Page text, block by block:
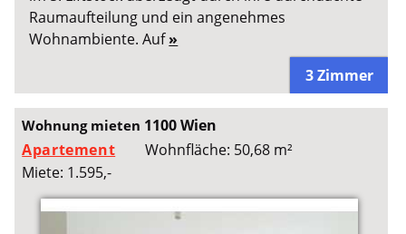
Raumaufteilung und ein angenehmes
Wohnambiente. Auf»
3 Zimmer
Wohnung mieten 1100 Wien
Apartement
Wohnfläche: 50,68 m²
Miete: 1.595,-